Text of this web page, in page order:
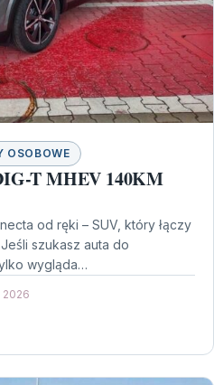
OSOBOWE
T MHEV 140KM
od ręki – SUV, który łączy
szukasz auta do
wygląda…
2026